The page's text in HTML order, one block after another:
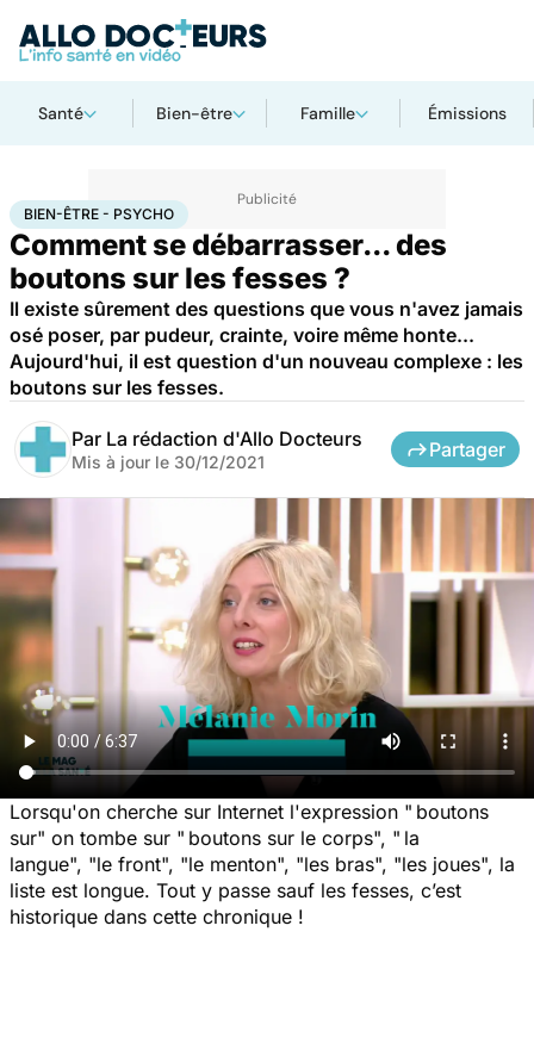
Santé Bien-être Famille Émissions
AccueilBien-êtreBien-être - Psycho
BIEN-ÊTRE - PSYCHO
Comment se débarrasser... des
boutons sur les fesses ?
Il existe sûrement des questions que vous n'avez jamais
osé poser, par pudeur, crainte, voire même honte...
Aujourd'hui, il est question d'un nouveau complexe : les
boutons sur les fesses.
Par La rédaction d'Allo Docteurs
Mis à jour le 30/12/2021
Partager
Lorsqu'on cherche sur Internet l'expression " boutons
sur" on tombe sur " boutons sur le corps", " la
langue", "le front", "le menton", "les bras", "les joues", la
liste est longue. Tout y passe sauf les fesses, c’est
historique dans cette chronique !